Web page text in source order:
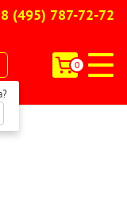
8 (495) 787-72-72
0
?